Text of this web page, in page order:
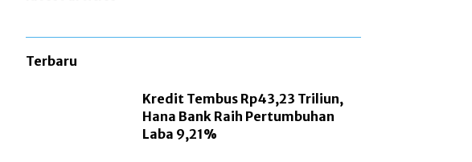
Terbaru
Kredit Tembus Rp43,23 Triliun,
Hana Bank Raih Pertumbuhan
Laba 9,21%